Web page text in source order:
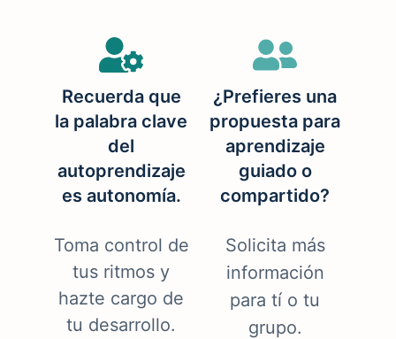
Recuerda que
la palabra clave
del
autoprendizaje
es autonomía.
Toma control de
tus ritmos y
hazte cargo de
tu desarrollo.
¿Prefieres una
propuesta para
aprendizaje
guiado o
compartido?
Solicita más
información
para tí o tu
grupo.